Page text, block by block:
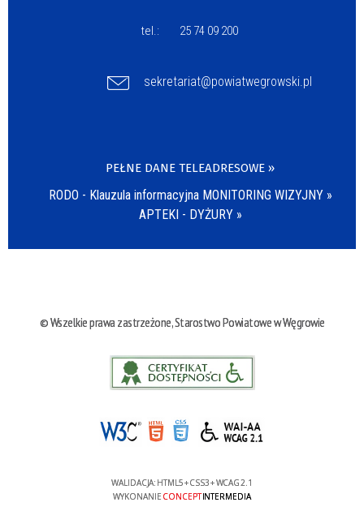
tel.: 25 74 09 200
sekretariat@powiatwegrowski.pl
PEŁNE DANE TELEADRESOWE »
RODO - Klauzula informacyjna MONITORING WIZYJNY »
APTEKI - DYŻURY »
© Wszelkie prawa zastrzeżone, Starostwo Powiatowe w Węgrowie
WALIDACJA: HTML5+CSS3+WCAG 2.1
WYKONANIE CONCEPTINTERMEDIA